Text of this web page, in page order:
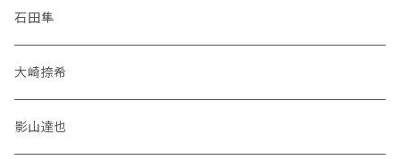
石田隼
大崎捺希
影山達也